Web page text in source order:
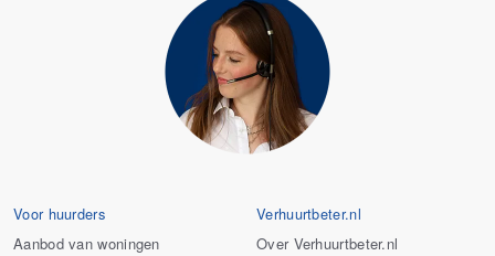
Voor huurders
Aanbod van woningen
Verhuurtbeter.nl
Over Verhuurtbeter.nl